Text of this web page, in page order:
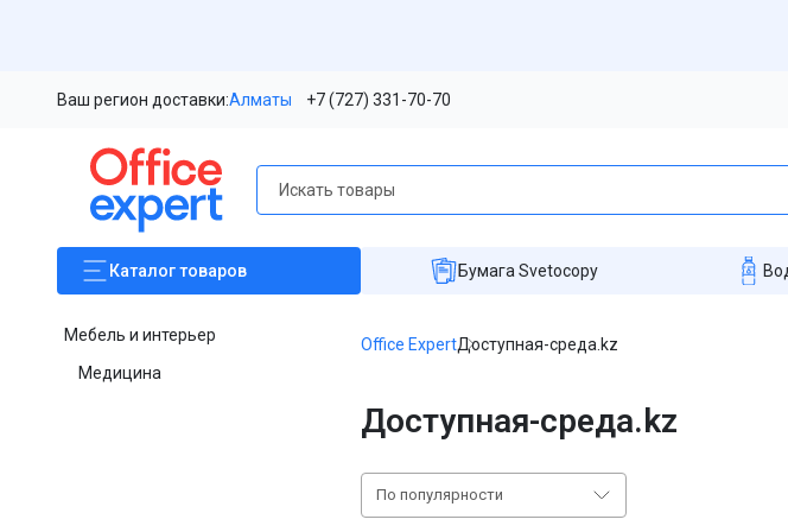
Ваш регион доставки:Алматы +7 (727) 331-70-70
Каталогтоваров Бумага Svetocopy
Мебель и интерьер
Медицина
Office ExpertДоступная-среда.kz
Доступная-среда.kz
По популярности